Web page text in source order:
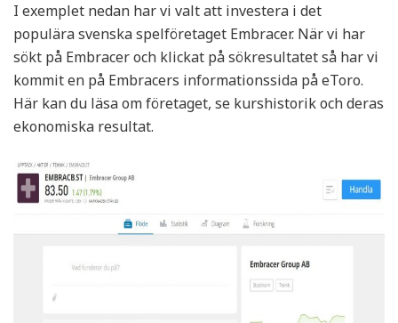
I exemplet nedan har vi valt att investera i det
populära svenska spelföretaget Embracer. När vi har
sökt på Embracer och klickat på sökresultatet så har vi
kommit en på Embracers informationssida på eToro.
Här kan du läsa om företaget, se kurshistorik och deras
ekonomiska resultat.